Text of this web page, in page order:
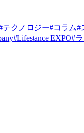
テクノロジー#コラム#
#Lifestance EXPO#